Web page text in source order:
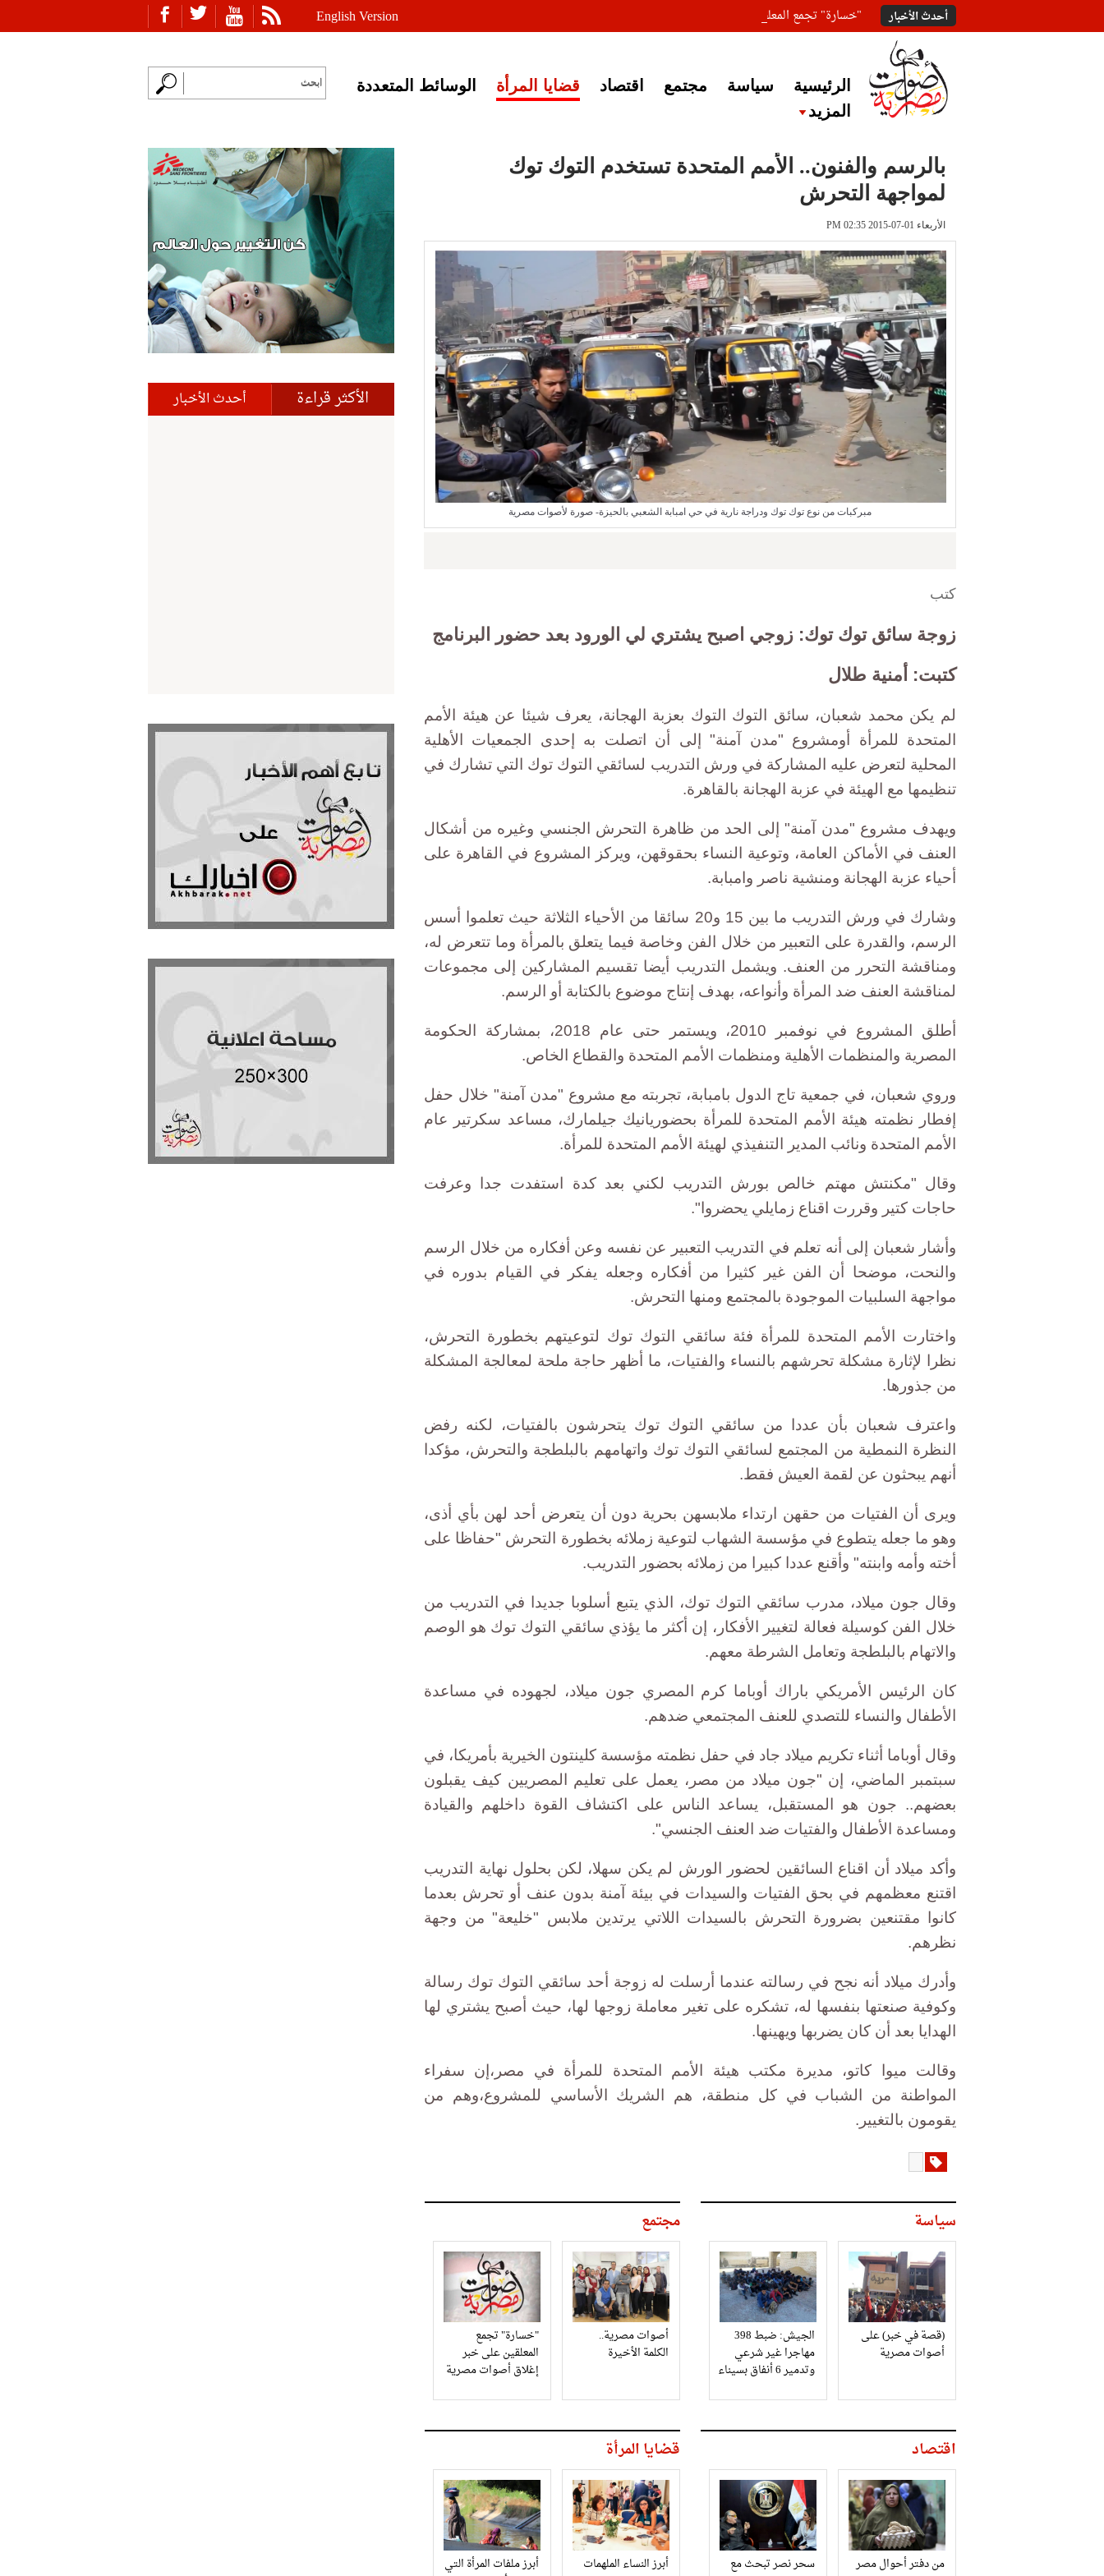
English Version أحدث الأخبار "خسارة" تجمع المعلقين على خبر إغلاق أصوات مصرية
الرئيسية سياسة مجتمع اقتصاد قضايا المرأة
الوسائط المتعددة
المزيد
بالرسم والفنون.. الأمم المتحدة تستخدم التوك توك
لمواجهة التحرش
الأربعاء 01-07-2015 PM 02:35
مبركبات من نوع توك توك ودراجة نارية في حي امبابة الشعبي بالحيزة- صورة لأصوات مصرية
كتب
زوجة سائق توك توك: زوجي اصبح يشتري لي الورود بعد حضور البرنامج
كتبت: أمنية طلال
لم يكن محمد شعبان، سائق التوك التوك بعزبة الهجانة، يعرف شيئا عن هيئة الأمم
المتحدة للمرأة أومشروع "مدن آمنة" إلى أن اتصلت به إحدى الجمعيات الأهلية
المحلية لتعرض عليه المشاركة في ورش التدريب لسائقي التوك توك التي تشارك في
تنظيمها مع الهيئة في عزبة الهجانة بالقاهرة.
ويهدف مشروع "مدن آمنة" إلى الحد من ظاهرة التحرش الجنسي وغيره من أشكال
العنف في الأماكن العامة، وتوعية النساء بحقوقهن، ويركز المشروع في القاهرة على
أحياء عزبة الهجانة ومنشية ناصر وامبابة.
وشارك في ورش التدريب ما بين 15 و20 سائقا من الأحياء الثلاثة حيث تعلموا أسس
الرسم، والقدرة على التعبير من خلال الفن وخاصة فيما يتعلق بالمرأة وما تتعرض له،
ومناقشة التحرر من العنف. ويشمل التدريب أيضا تقسيم المشاركين إلى مجموعات
لمناقشة العنف ضد المرأة وأنواعه، بهدف إنتاج موضوع بالكتابة أو الرسم.
أطلق المشروع في نوفمبر 2010، ويستمر حتى عام 2018، بمشاركة الحكومة
المصرية والمنظمات الأهلية ومنظمات الأمم المتحدة والقطاع الخاص.
وروي شعبان، في جمعية تاج الدول بامبابة، تجربته مع مشروع "مدن آمنة" خلال حفل
إفطار نظمته هيئة الأمم المتحدة للمرأة بحضوريانيك جيلمارك، مساعد سكرتير عام
الأمم المتحدة ونائب المدير التنفيذي لهيئة الأمم المتحدة للمرأة.
وقال "مكنتش مهتم خالص بورش التدريب لكني بعد كدة استفدت جدا وعرفت
حاجات كتير وقررت اقناع زمايلي يحضروا".
وأشار شعبان إلى أنه تعلم في التدريب التعبير عن نفسه وعن أفكاره من خلال الرسم
والنحت، موضحا أن الفن غير كثيرا من أفكاره وجعله يفكر في القيام بدوره في
مواجهة السلبيات الموجودة بالمجتمع ومنها التحرش.
واختارت الأمم المتحدة للمرأة فئة سائقي التوك توك لتوعيتهم بخطورة التحرش،
نظرا لإثارة مشكلة تحرشهم بالنساء والفتيات، ما أظهر حاجة ملحة لمعالجة المشكلة
من جذورها.
واعترف شعبان بأن عددا من سائقي التوك توك يتحرشون بالفتيات، لكنه رفض
النظرة النمطية من المجتمع لسائقي التوك توك واتهامهم بالبلطجة والتحرش، مؤكدا
أنهم يبحثون عن لقمة العيش فقط.
ويرى أن الفتيات من حقهن ارتداء ملابسهن بحرية دون أن يتعرض أحد لهن بأي أذى،
وهو ما جعله يتطوع في مؤسسة الشهاب لتوعية زملائه بخطورة التحرش "حفاظا على
أخته وأمه وابنته" وأقنع عددا كبيرا من زملائه بحضور التدريب.
وقال جون ميلاد، مدرب سائقي التوك توك، الذي يتبع أسلوبا جديدا في التدريب من
خلال الفن كوسيلة فعالة لتغيير الأفكار، إن أكثر ما يؤذي سائقي التوك توك هو الوصم
والاتهام بالبلطجة وتعامل الشرطة معهم.
كان الرئيس الأمريكي باراك أوباما كرم المصري جون ميلاد، لجهوده في مساعدة
الأطفال والنساء للتصدي للعنف المجتمعي ضدهم.
وقال أوباما أثناء تكريم ميلاد جاد في حفل نظمته مؤسسة كلينتون الخيرية بأمريكا، في
سبتمبر الماضي، إن "جون ميلاد من مصر، يعمل على تعليم المصريين كيف يقبلون
بعضهم.. جون هو المستقبل، يساعد الناس على اكتشاف القوة داخلهم والقيادة
ومساعدة الأطفال والفتيات ضد العنف الجنسي".
وأكد ميلاد أن اقناع السائقين لحضور الورش لم يكن سهلا، لكن بحلول نهاية التدريب
اقتنع معظمهم في بحق الفتيات والسيدات في بيئة آمنة بدون عنف أو تحرش بعدما
كانوا مقتنعين بضرورة التحرش بالسيدات اللاتي يرتدين ملابس "خليعة" من وجهة
نظرهم.
وأدرك ميلاد أنه نجح في رسالته عندما أرسلت له زوجة أحد سائقي التوك توك رسالة
وكوفية صنعتها بنفسها له، تشكره على تغير معاملة زوجها لها، حيث أصبح يشتري لها
الهدايا بعد أن كان يضربها ويهينها.
وقالت ميوا كاتو، مديرة مكتب هيئة الأمم المتحدة للمرأة في مصر،إن سفراء
المواطنة من الشباب في كل منطقة، هم الشريك الأساسي للمشروع،وهم من
يقومون بالتغيير.
سياسة
(قصة في خبر) على
أصوات مصرية
الجيش: ضبط 398
مهاجرا غير شرعي
وتدمير 6 أنفاق بسيناء
مجتمع
أصوات مصرية..
الكلمة الأخيرة
"خسارة" تجمع
المعلقين على خبر
إغلاق أصوات مصرية
اقتصاد
من دفتر أحوال مصر
سحر نصر تبحث مع
قضايا المرأة
أبرز النساء الملهمات
أبرز ملفات المرأة التي
الأكثر قراءة أحدث الأخبار